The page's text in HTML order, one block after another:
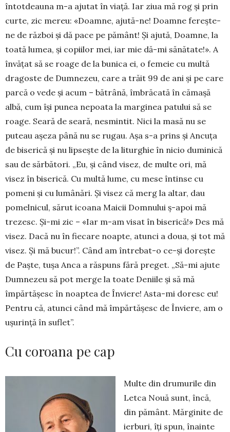
întotdeauna m-a ajutat în viață. Iar ziua mă rog și prin
curte, zic mereu: «Doamne, ajută-ne! Doamne ferește-
ne de război și dă pace pe pământ! Și ajută, Doamne, la
toată lumea, și copiilor mei, iar mie dă-mi sănătate!». A
învățat să se roage de la bunica ei, o femeie cu multă
dragoste de Dumnezeu, care a trăit 99 de ani și pe care
parcă o vede și acum – bătrână, îmbrăcată în cămașă
albă, cum își punea nepoata la marginea patului să se
roage. Seară de seară, nesmintit. Nici la masă nu se
puteau așeza până nu se rugau. Așa s-a prins și Ancuța
de biserică și nu lipsește de la liturghie în nicio duminică
sau de sărbători. „Eu, și când visez, de multe ori, mă
visez în biserică. Cu multă lume, cu mese întinse cu
pomeni și cu lumânări. Și visez că merg la altar, dau
pomelnicul, sărut icoana Maicii Domnului ș-apoi mă
trezesc. Și-mi zic – «Iar m-am visat în biserică!» Des mă
visez. Dacă nu în fiecare noapte, atunci a doua, și tot mă
visez. Și mă bucur!”. Când am întrebat-o ce-și dorește
de Paște, tușa Anca a răspuns fără preget. „Să-mi ajute
Dumnezeu să pot merge la toate Deniile și să mă
împărtășesc în noaptea de Înviere! Asta-mi doresc eu!
Pentru că, atunci când mă împărtășesc de Înviere, am o
ușurință în ­suflet”.
Cu coroana pe cap
Multe din drumurile din
Letca Nouă sunt, încă,
din pământ. Mărginite de
ierburi, îți spun, înainte